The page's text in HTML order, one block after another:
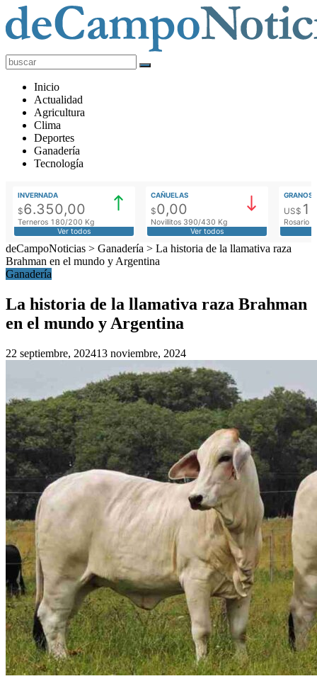
deCampoNoticias
Actualidad
Agropecuaria
Inicio
Actualidad
Agricultura
Clima
Deportes
Ganadería
Tecnología
INVERNADA
$6.350,00
Terneros 180/200 Kg
Ver todos
CAÑUELAS
$0,00
Novillitos 390/430 Kg
Ver todos
GRANOS
US$
Rosario
deCampoNoticias > Ganadería > La historia de la llamativa raza
Brahman en el mundo y Argentina
Ganadería
La historia de la llamativa raza Brahman
en el mundo y Argentina
22 septiembre, 202413 noviembre, 2024